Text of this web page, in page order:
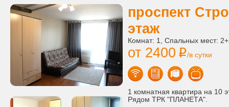
проспект
этаж
Комнат: 1, Спальных мест:
от 2400 i/в сутки
1 комнатная квартира на 10
Рядом ТРК "ПЛАНЕТА".